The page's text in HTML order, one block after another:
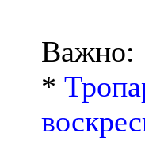
Важно:
*